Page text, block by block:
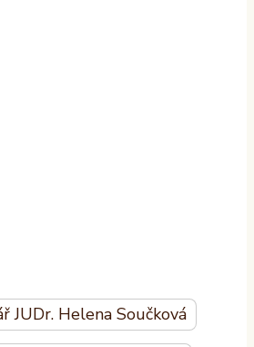
JUDr. Helena Součková